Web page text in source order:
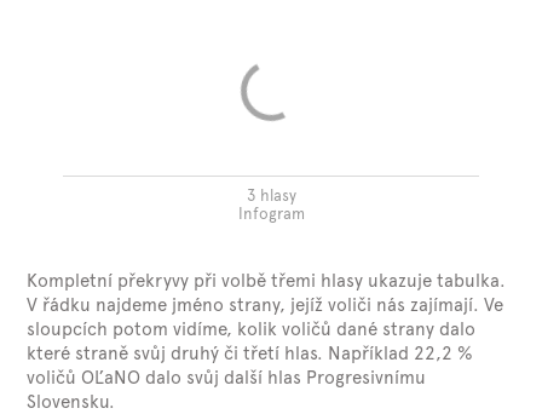
3 hlasy
Infogram
Kompletní překryvy při volbě třemi hlasy ukazuje tabulka.
V řádku najdeme jméno strany, jejíž voliči nás zajímají. Ve
sloupcích potom vidíme, kolik voličů dané strany dalo
které straně svůj druhý či třetí hlas. Například 22,2 %
voličů OĽaNO dalo svůj další hlas Progresivnímu
Slovensku.